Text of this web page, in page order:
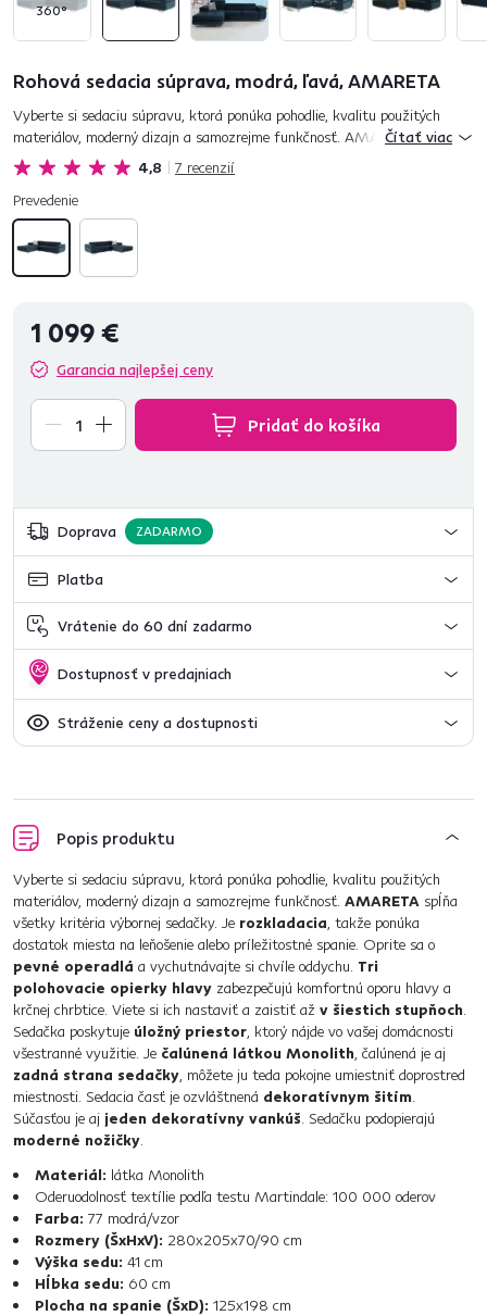
360°
Rohová sedacia súprava, modrá, ľavá, AMARETA
4,8 7 recenzií
Vyberte si sedaciu súpravu, ktorá ponúka pohodlie, kvalitu použitých
materiálov, moderný dizajn a samozrejme funkčnosť. AMARETA spĺňa
všetky kritéria výbornej sedačky. Je rozkladacia, takže ponú...
Čítať viac
Prevedenie
1 099 €
Garancia najlepšej ceny
Pridať do košíka
Doprava ZADARMO
Platba
Vrátenie do 60 dní zadarmo
Dostupnosť v predajniach
Stráženie ceny a dostupnosti
Popis produktu
Vyberte si sedaciu súpravu, ktorá ponúka pohodlie, kvalitu použitých
materiálov, moderný dizajn a samozrejme funkčnosť. AMARETA spĺňa
všetky kritéria výbornej sedačky. Je rozkladacia, takže ponúka
dostatok miesta na leňošenie alebo príležitostné spanie. Oprite sa o
pevné operadlá a vychutnávajte si chvíle oddychu. Tri
polohovacie opierky hlavy zabezpečujú komfortnú oporu hlavy a
krčnej chrbtice. Viete si ich nastaviť a zaistiť až v šiestich stupňoch.
Sedačka poskytuje úložný priestor, ktorý nájde vo vašej domácnosti
všestranné využitie. Je čalúnená látkou Monolith, čalúnená je aj
zadná strana sedačky, môžete ju teda pokojne umiestniť doprostred
miestnosti. Sedacia časť je ozvláštnená dekoratívnym šitím.
Súčasťou je aj jeden dekoratívny vankúš. Sedačku podopierajú
moderné nožičky.
Materiál: látka Monolith
Oderuodolnosť textílie podľa testu Martindale: 100 000 oderov
Farba: 77 modrá/vzor
Rozmery (ŠxHxV): 280x205x70/90 cm
Výška sedu: 41 cm
Hĺbka sedu: 60 cm
Plocha na spanie (ŠxD): 125x198 cm